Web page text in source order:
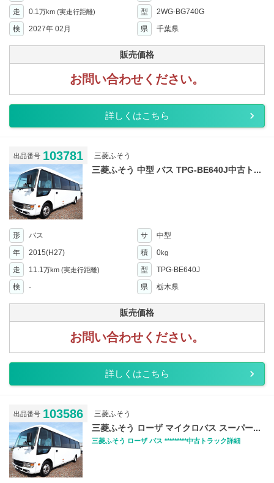
走 0.1万km (実走行距離) 型
2WG-BG740G
検
2027年 02月 県 千葉県
販売価格
お問い合わせください。
詳しくはこちら
出品番号 103781 三菱ふそう
三菱ふそう 中型 バス TPG-BE640J中古ト...
形 バス サ
中型
年
2015(H27) 積 0kg
走 11.1万km (実走行距離) 型
TPG-BE640J
検
- 県 栃木県
販売価格
お問い合わせください。
詳しくはこちら
出品番号 103586 三菱ふそう
三菱ふそう ローザ マイクロバス スーパー...
三菱ふそう ローザ バス *********中古トラック詳細